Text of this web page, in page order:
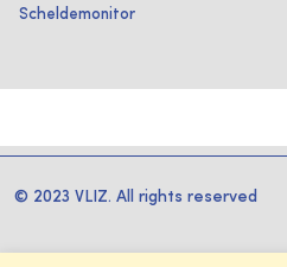
Scheldemonitor
© 2023 VLIZ. All rights reserved